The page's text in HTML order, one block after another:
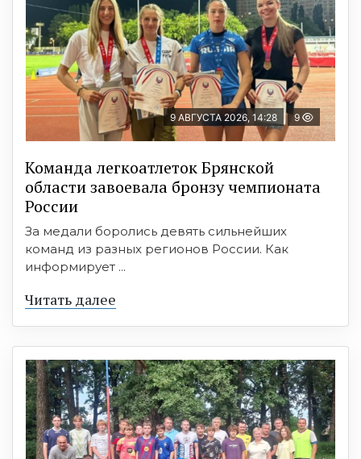
9 АВГУСТА 2026, 14:28 9
Команда легкоатлеток Брянской
области завоевала бронзу чемпионата
России
За медали боролись девять сильнейших
команд из разных регионов России. Как
информирует ...
Читать далее